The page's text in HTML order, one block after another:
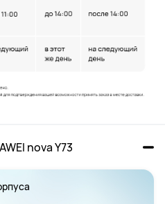
nova Y73